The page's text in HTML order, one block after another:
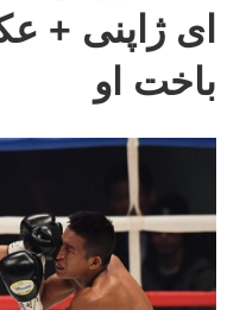
ای ژاپنی +
باخت او